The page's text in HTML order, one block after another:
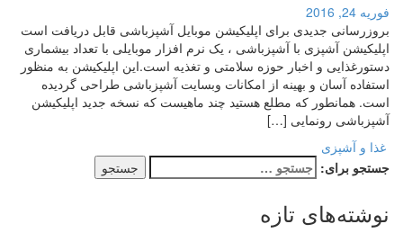
فوریه 24, 2016
بروزرسانی جدیدی برای اپلیکیشن موبایل آشپزباشی قابل دریافت است
اپلیکیشن آشپزی با آشپزباشی ، یک نرم افزار موبایلی با تعداد بیشماری
دستورغذایی و اخبار حوزه سلامتی و تغذیه است.این اپلیکیشن به منظور
استفاده آسان و بهینه از امکانات وبسایت آشپزباشی طراحی گردیده
است. همانطور که مطلع هستید چند ماهیست که نسخه جدید اپلیکیشن
آشپزباشی رونمایی […]
غذا و آشپزی
جستجو برای:
نوشته‌های تازه